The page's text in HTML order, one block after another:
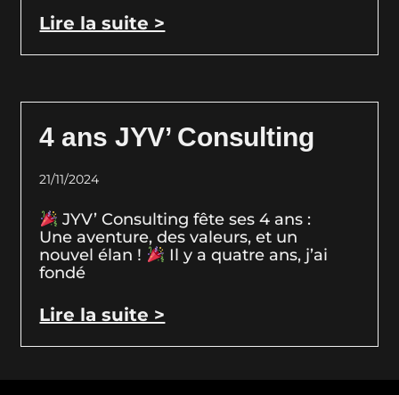
Lire la suite >
4 ans JYV’ Consulting
21/11/2024
JYV’ Consulting fête ses 4 ans :
Une aventure, des valeurs, et un
nouvel élan !
Il y a quatre ans, j’ai
fondé
Lire la suite >